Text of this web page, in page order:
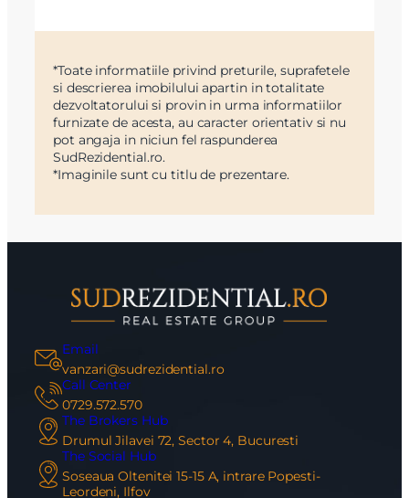
*Toate informatiile privind preturile, suprafetele
si descrierea imobilului apartin in totalitate
dezvoltatorului si provin in urma informatiilor
furnizate de acesta, au caracter orientativ si nu
pot angaja in niciun fel raspunderea
SudRezidential.ro.
*Imaginile sunt cu titlu de prezentare.
Email
vanzari@sudrezidential.ro
Call Center
0729.572.570
The Brokers Hub
Drumul Jilavei 72, Sector 4, Bucuresti
The Social Hub
Soseaua Oltenitei 15-15 A, intrare Popesti-
Leordeni, Ilfov